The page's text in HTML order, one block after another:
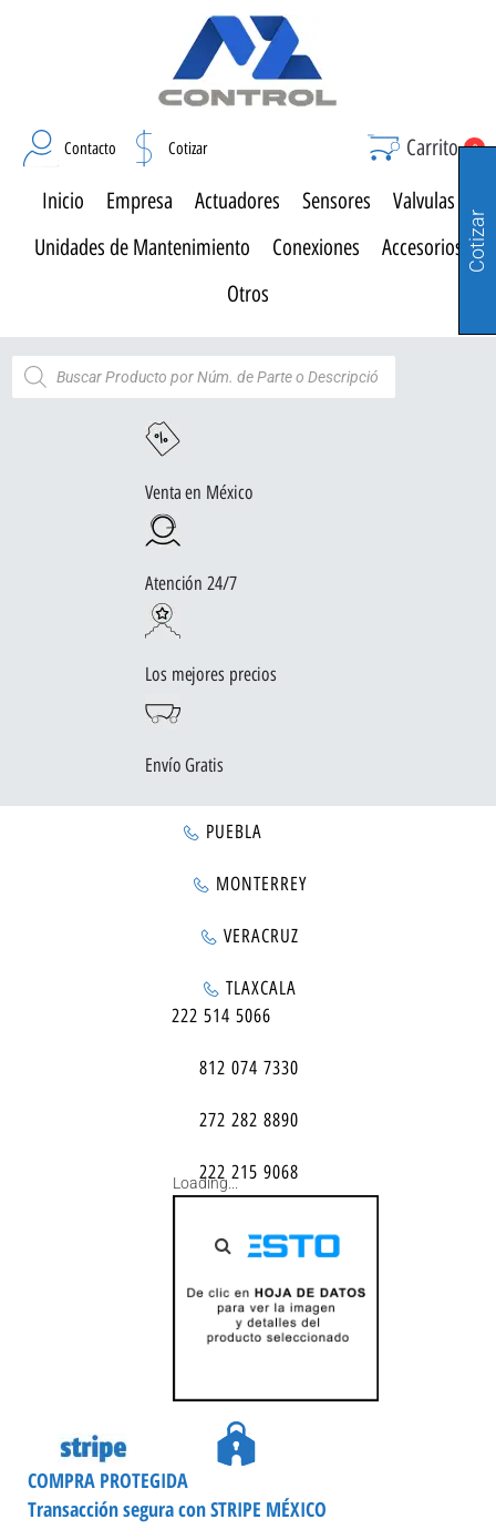
Contacto Cotizar Carrito 0
Inicio Empresa Actuadores Sensores
Valvulas
Unidades de Mantenimiento
Conexiones
Accesorios
Otros
Venta en México
Atención 24/7
Los mejores precios
Envío Gratis
PUEBLA
MONTERREY
VERACRUZ
TLAXCALA
222 514 5066
812 074 7330
272 282 8890
222 215 9068
Loading...
Transacción segura con STRIPE MÉXICO
COMPRA PROTEGIDA
Cotizar